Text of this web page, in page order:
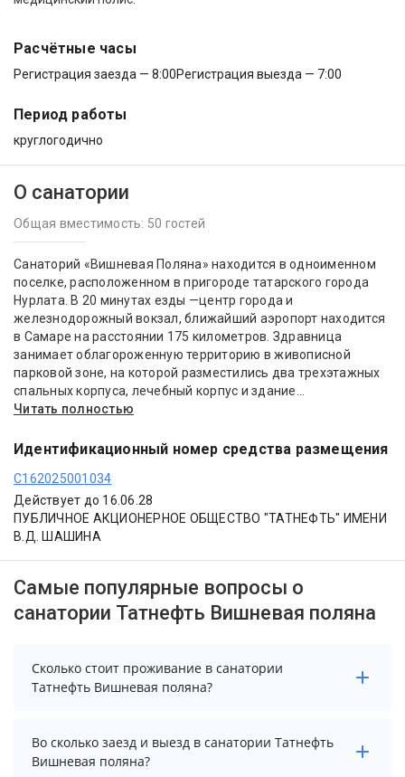
Расчётные часы
Регистрация заезда — 8:00Регистрация выезда — 7:00
Период работы
круглогодично
О санатории
Общая вместимость: 50 гостей
Санаторий «Вишневая Поляна» находится в одноименном
поселке, расположенном в пригороде татарского города
Нурлата. В 20 минутах езды —центр города и
железнодорожный вокзал, ближайший аэропорт находится
в Самаре на расстоянии 175 километров. Здравница
занимает облагороженную территорию в живописной
парковой зоне, на которой разместились два трехэтажных
спальных корпуса, лечебный корпус и здание...
Читать полностью
Идентификационный номер средства размещения
С162025001034
Действует до 16.06.28
ПУБЛИЧНОЕ АКЦИОНЕРНОЕ ОБЩЕСТВО "ТАТНЕФТЬ" ИМЕНИ
В.Д. ШАШИНА
Самые популярные вопросы о
санатории Татнефть Вишневая поляна
Сколько стоит проживание в санатории
Татнефть Вишневая поляна?
Чтобы увидеть актуальные цены на проживание в
санатории Татнефть Вишневая поляна, выберите
Во сколько заезд и выезд в санатории Татнефть
Вишневая поляна?